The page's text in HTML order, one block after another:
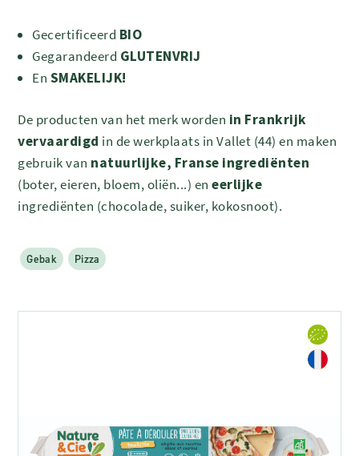
Gecertificeerd BIO
Gegarandeerd GLUTENVRIJ
En SMAKELIJK!
De producten van het merk worden in Frankrijk
vervaardigd in de werkplaats in Vallet (44) en maken
gebruik van natuurlijke, Franse ingrediënten
(boter, eieren, bloem, oliën...) eneerlijke
ingrediënten (chocolade, suiker, kokosnoot).
Gebak Pizza